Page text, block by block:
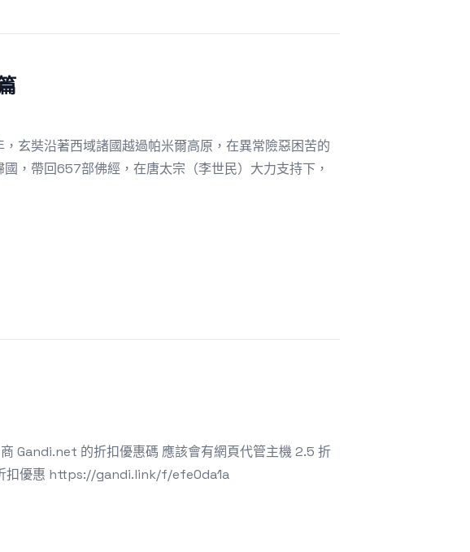
玄奘沿著西域諸國越過帕米爾高原，在異常險惡困苦的
，帶回657部佛經，在唐太宗（李世民）大力支持下，
Gandi.net 的折扣優惠碼 應該會有網頁代管主機 2.5 折
扣優惠 https://gandi.link/f/efe0da1a